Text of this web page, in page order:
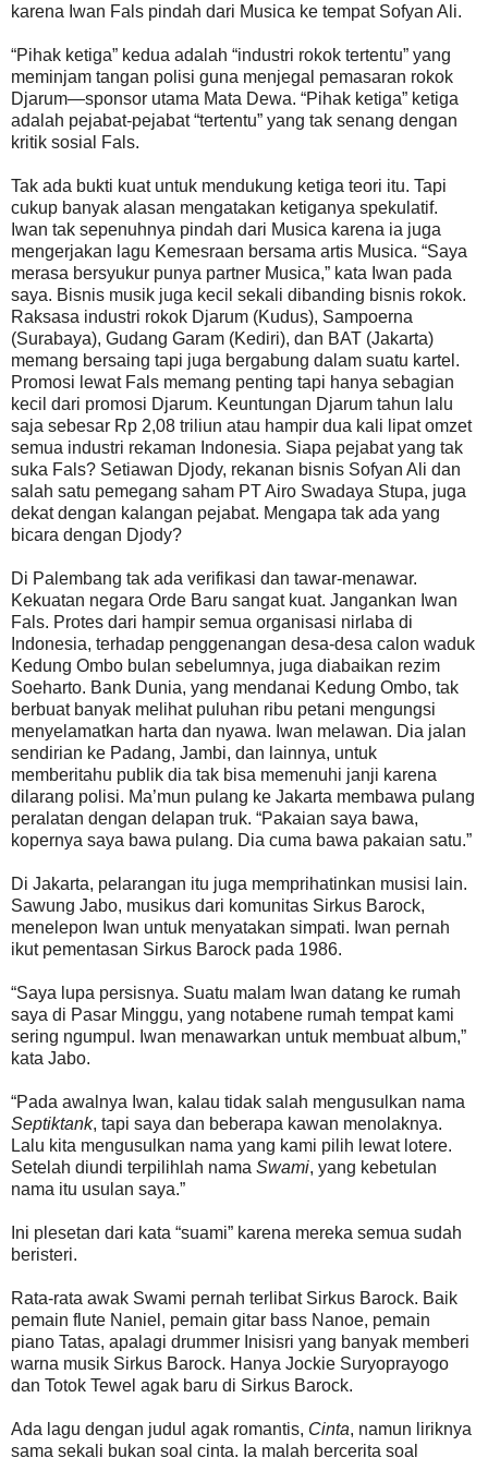
karena Iwan Fals pindah dari Musica ke tempat Sofyan Ali.
“Pihak ketiga” kedua adalah “industri rokok tertentu” yang
meminjam tangan polisi guna menjegal pemasaran rokok
Djarum—sponsor utama Mata Dewa. “Pihak ketiga” ketiga
adalah pejabat-pejabat “tertentu” yang tak senang dengan
kritik sosial Fals.
Tak ada bukti kuat untuk mendukung ketiga teori itu. Tapi
cukup banyak alasan mengatakan ketiganya spekulatif.
Iwan tak sepenuhnya pindah dari Musica karena ia juga
mengerjakan lagu Kemesraan bersama artis Musica. “Saya
merasa bersyukur punya partner Musica,” kata Iwan pada
saya. Bisnis musik juga kecil sekali dibanding bisnis rokok.
Raksasa industri rokok Djarum (Kudus), Sampoerna
(Surabaya), Gudang Garam (Kediri), dan BAT (Jakarta)
memang bersaing tapi juga bergabung dalam suatu kartel.
Promosi lewat Fals memang penting tapi hanya sebagian
kecil dari promosi Djarum. Keuntungan Djarum tahun lalu
saja sebesar Rp 2,08 triliun atau hampir dua kali lipat omzet
semua industri rekaman Indonesia. Siapa pejabat yang tak
suka Fals? Setiawan Djody, rekanan bisnis Sofyan Ali dan
salah satu pemegang saham PT Airo Swadaya Stupa, juga
dekat dengan kalangan pejabat. Mengapa tak ada yang
bicara dengan Djody?
Di Palembang tak ada verifikasi dan tawar-menawar.
Kekuatan negara Orde Baru sangat kuat. Jangankan Iwan
Fals. Protes dari hampir semua organisasi nirlaba di
Indonesia, terhadap penggenangan desa-desa calon waduk
Kedung Ombo bulan sebelumnya, juga diabaikan rezim
Soeharto. Bank Dunia, yang mendanai Kedung Ombo, tak
berbuat banyak melihat puluhan ribu petani mengungsi
menyelamatkan harta dan nyawa. Iwan melawan. Dia jalan
sendirian ke Padang, Jambi, dan lainnya, untuk
memberitahu publik dia tak bisa memenuhi janji karena
dilarang polisi. Ma’mun pulang ke Jakarta membawa pulang
peralatan dengan delapan truk. “Pakaian saya bawa,
kopernya saya bawa pulang. Dia cuma bawa pakaian satu.”
Di Jakarta, pelarangan itu juga memprihatinkan musisi lain.
Sawung Jabo, musikus dari komunitas Sirkus Barock,
menelepon Iwan untuk menyatakan simpati. Iwan pernah
ikut pementasan Sirkus Barock pada 1986.
“Saya lupa persisnya. Suatu malam Iwan datang ke rumah
saya di Pasar Minggu, yang notabene rumah tempat kami
sering ngumpul. Iwan menawarkan untuk membuat album,”
kata Jabo.
“Pada awalnya Iwan, kalau tidak salah mengusulkan nama
Septiktank, tapi saya dan beberapa kawan menolaknya.
Lalu kita mengusulkan nama yang kami pilih lewat lotere.
Setelah diundi terpilihlah nama Swami, yang kebetulan
nama itu usulan saya.”
Ini plesetan dari kata “suami” karena mereka semua sudah
beristeri.
Rata-rata awak Swami pernah terlibat Sirkus Barock. Baik
pemain flute Naniel, pemain gitar bass Nanoe, pemain
piano Tatas, apalagi drummer Inisisri yang banyak memberi
warna musik Sirkus Barock. Hanya Jockie Suryoprayogo
dan Totok Tewel agak baru di Sirkus Barock.
Ada lagu dengan judul agak romantis, Cinta, namun liriknya
sama sekali bukan soal cinta. Ia malah bercerita soal